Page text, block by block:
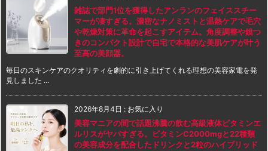
雑誌で部門1位を獲得したアンランのフェイススチー
マーが凄すぎる。濃密なナノミストと温熱ケアで毛穴
や乾燥対策に革命を起こすアイテム。角度調整や鏡つ
きのコンパクト設計で自宅で本格的な美肌ケアが叶う
至高の美顔器。
毎日のスキンケアのクオリティを劇的に引き上げてくれる理想の美容家電を発
見しました ...
2026年8月4日 : お気に入り
美容マニアの間で話題沸騰の飲む高級液体ビタミンエ
ルリスがヤバすぎる。ビタミンC2000mgと22種類
の美容成分を配合したドリンクと2粒のハイブリッド